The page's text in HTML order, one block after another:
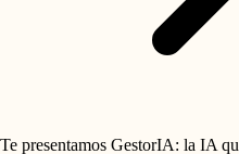
Te presentamos GestorIA: la IA